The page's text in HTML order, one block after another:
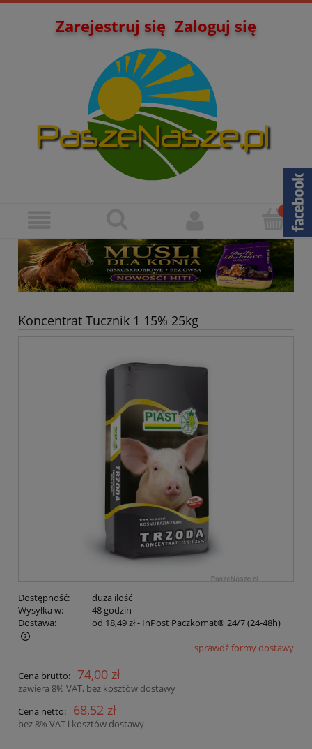
Zarejestruj się Zaloguj się
Koncentrat Tucznik 1 15% 25kg
Dostępność:
duża ilość
Wysyłka w:
48 godzin
Dostawa:
od 18,49 zł- InPost Paczkomat® 24/7 (24-48h)
Cena nie zawiera ewentualnych kosztów płatnościsprawdź formy dostawy
Cena brutto: 74,00 zł
zawiera 8% VAT, bez kosztów dostawy
Cena netto:
68,52 zł
bez 8% VAT i kosztów dostawy